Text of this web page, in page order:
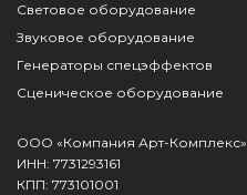
Световое оборудование
Звуковое оборудование
Генераторы спецэффектов
Сценическое оборудование
ООО «Компания Арт-Комплекс»
ИНН: 7731293161
КПП: 773101001